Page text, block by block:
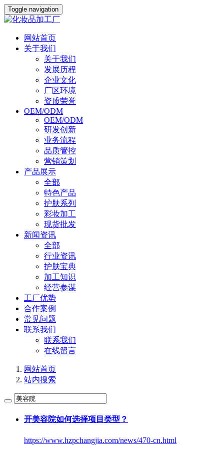
Toggle navigation
网站首页
关于我们
关于我们
发展历程
企业文化
厂区环境
资质荣誉
OEM/ODM
OEM/ODM
研发创新
业务流程
品质管控
营销策划
产品展示
全部
特色产品
护肤系列
彩妆加工
现货批发
新闻资讯
全部
行业资讯
护肤宝典
加工知识
经营参谋
工厂优势
合作案例
常见问题
联系我们
联系我们
在线留言
网站首页
站内搜索
开美容院如何选择项目类型？
https://www.hzpchangjia.com/news/470-cn.html